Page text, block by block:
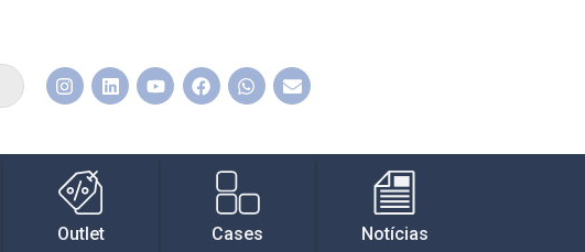
Outlet Cases Notícias